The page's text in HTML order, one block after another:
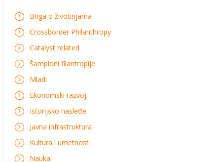
Briga o životinjama
Crossborder Philanthropy
Catalyst related
Šampioni filantropije
Mladi
Ekonomski razvoj
Istorijsko nasleđe
Javna infrastruktura
Kultura i umetnost
Nauka